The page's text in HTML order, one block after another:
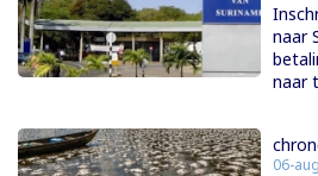
naar
naar
06-